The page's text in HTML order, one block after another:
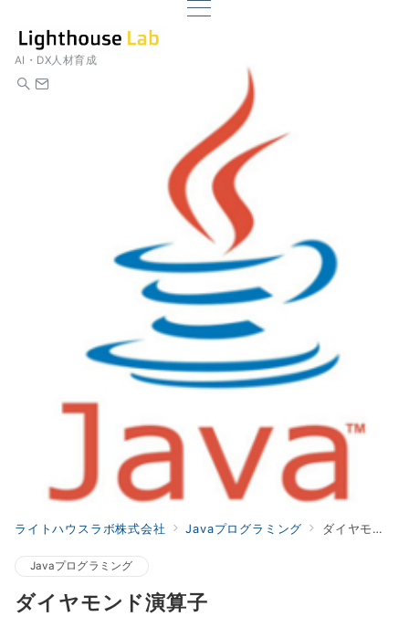
AI・DX人材育成
ライトハウスラボ株式会社 Javaプログラミング ダイヤモンド演算子
Javaプログラミング
ダイヤモンド演算子